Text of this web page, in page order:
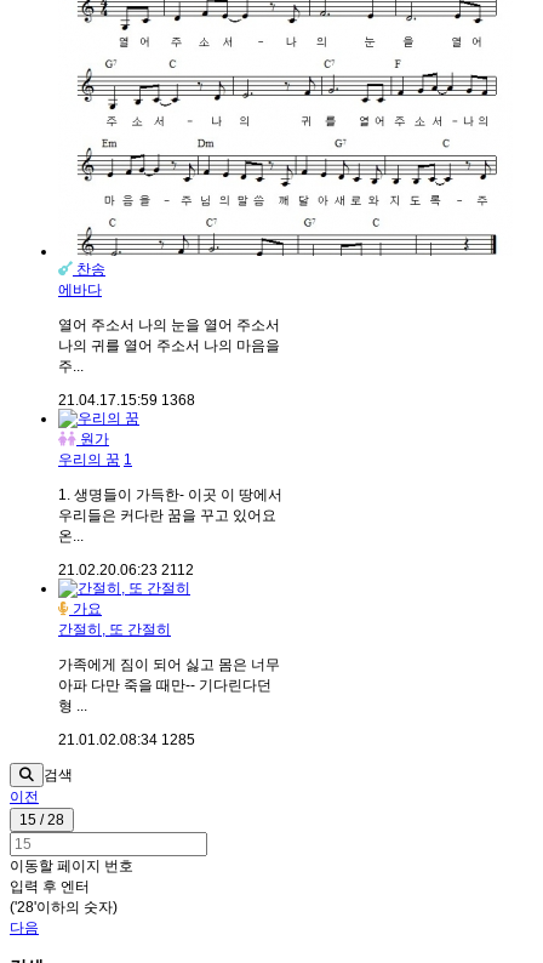
찬송
에바다
열어 주소서 나의 눈을 열어 주소서
나의 귀를 열어 주소서 나의 마음을
주...
21.04.17.15:59 1368
원가
우리의 꿈 1
1. 생명들이 가득한- 이곳 이 땅에서
우리들은 커다란 꿈을 꾸고 있어요
온...
21.02.20.06:23 2112
가요
간절히, 또 간절히
가족에게 짐이 되어 싫고 몸은 너무
아파 다만 죽을 때만-- 기다린다던
형 ...
21.01.02.08:34 1285
검색
이전
15 / 28
이동할 페이지 번호
입력 후 엔터
('28'이하의 숫자)
다음